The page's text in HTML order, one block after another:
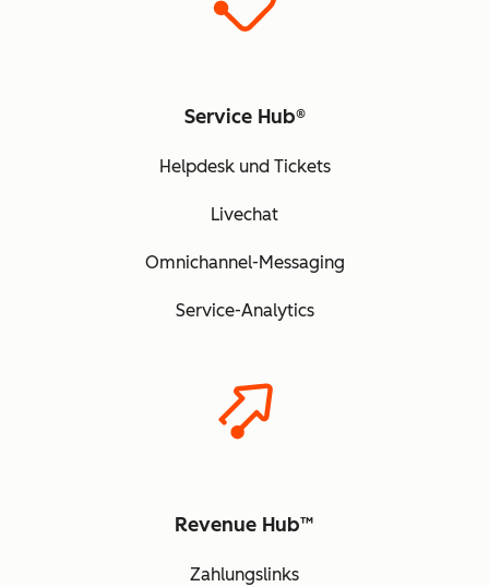
Service Hub®
Helpdesk und Tickets
Livechat
Omnichannel-Messaging
Service-Analytics
Revenue Hub™
Zahlungslinks